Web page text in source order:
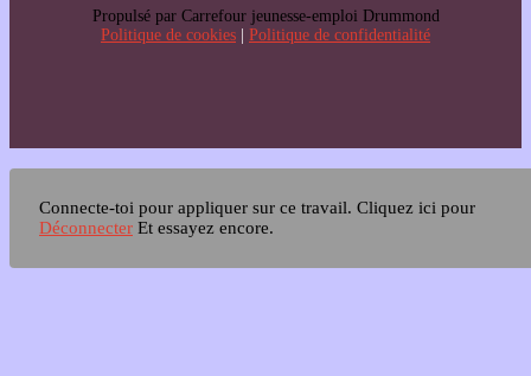
Propulsé par Carrefour jeunesse-emploi Drummond
Politique de cookies | Politique de confidentialité
Connecte-toi pour appliquer sur ce travail. Cliquez ici pour
Déconnecter Et essayez encore.